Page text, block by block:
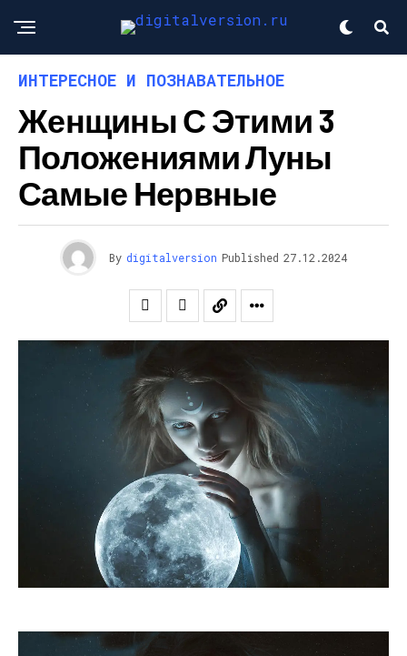
ИНТЕРЕСНОЕ И ПОЗНАВАТЕЛЬНОЕ
Женщины С Этими 3
Положениями Луны
Самые Нервные
By digitalversion Published 27.12.2024